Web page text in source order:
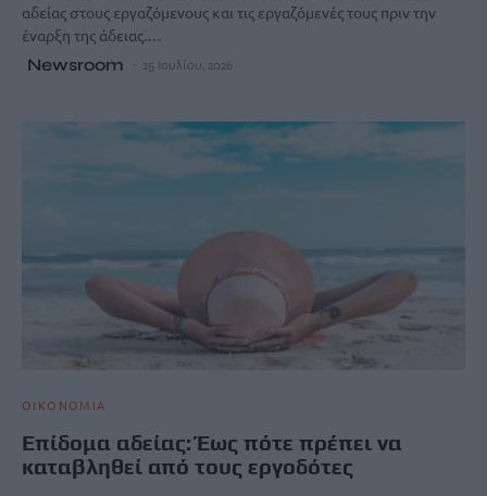
αδείας στους εργαζόμενους και τις εργαζόμενές τους πριν την
έναρξη της άδειας.…
Newsroom 25 Ιουλίου, 2026
ΟΙΚΟΝΟΜΙΑ
Επίδομα αδείας: Έως πότε πρέπει να
καταβληθεί από τους εργοδότες